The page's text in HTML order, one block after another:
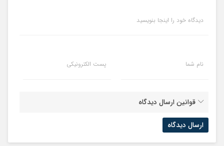
دیدگاه خود را اینجا بنویسید
نام شما پست الکترونیکی
قوانین ارسال دیدگاه